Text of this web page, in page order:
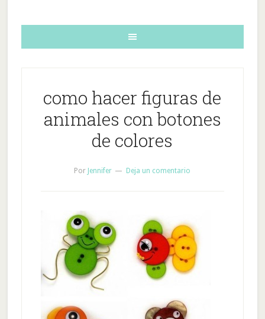
como hacer figuras de
animales con botones
de colores
Por Jennifer Deja un comentario